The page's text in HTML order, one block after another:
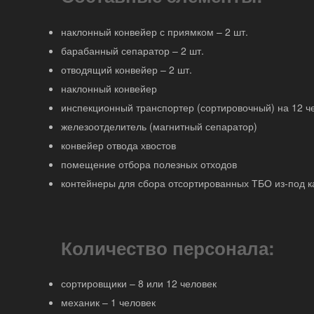
наклонный конвейер с приямком – 2 шт.
барабанный сепаратор – 2 шт.
отводящий конвейер – 2 шт.
наклонный конвейер
инспекционный транспортер (сортировочный) на 12
железоотделитель (магнитный сепаратор)
конвейер отвода хвостов
помещение отбора полезных отходов
контейнеры для сбора отсортированных ТБО из-под
Количество персонала:
сортировщики – 8 или 12 человек
механик – 1 человек